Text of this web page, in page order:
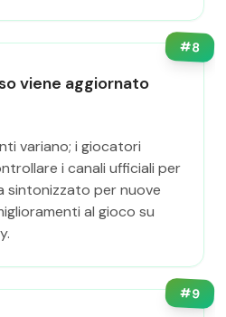
#8
viene aggiornato
variano; i giocatori
i canali ufficiali per
sintonizzato per nuove
al gioco su
#9